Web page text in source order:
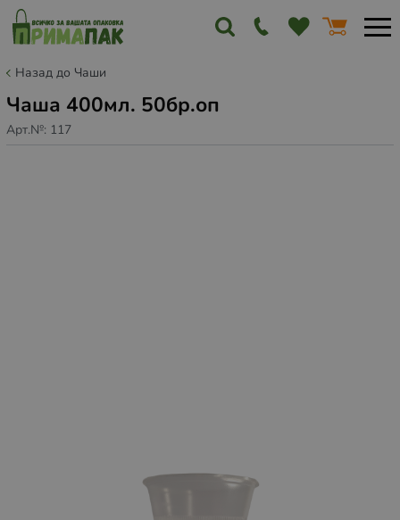
Назад до Чаши
Чаша 400мл. 50бр.оп
Арт.№: 117